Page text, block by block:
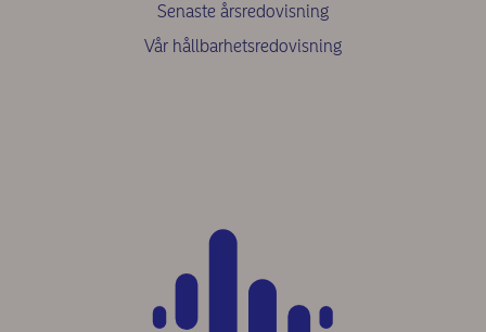
Senaste årsredovisning
Vår hållbarhetsredovisning